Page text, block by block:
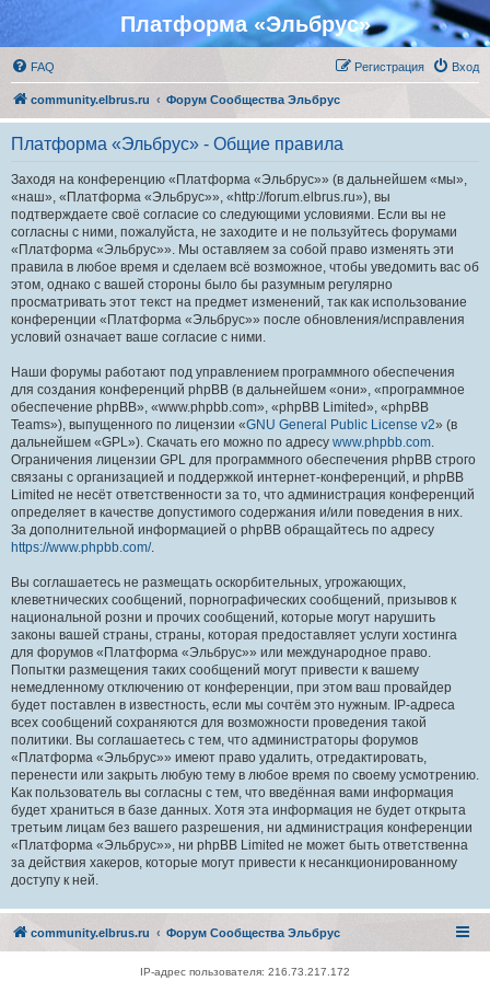
Платформа «Эльбрус»
FAQ Вход
Регистрация
community.elbrus.ru Форум Сообщества Эльбрус
Платформа «Эльбрус» - Общие правила
Заходя на конференцию «Платформа «Эльбрус»» (в дальнейшем «мы»,
«наш», «Платформа «Эльбрус»», «http://forum.elbrus.ru»), вы
подтверждаете своё согласие со следующими условиями. Если вы не
согласны с ними, пожалуйста, не заходите и не пользуйтесь форумами
«Платформа «Эльбрус»». Мы оставляем за собой право изменять эти
правила в любое время и сделаем всё возможное, чтобы уведомить вас об
этом, однако с вашей стороны было бы разумным регулярно
просматривать этот текст на предмет изменений, так как использование
конференции «Платформа «Эльбрус»» после обновления/исправления
условий означает ваше согласие с ними.
Наши форумы работают под управлением программного обеспечения
для создания конференций phpBB (в дальнейшем «они», «программное
обеспечение phpBB», «www.phpbb.com», «phpBB Limited», «phpBB
Teams»), выпущенного по лицензии «GNU General Public License v2» (в
дальнейшем «GPL»). Скачать его можно по адресу www.phpbb.com.
Ограничения лицензии GPL для программного обеспечения phpBB строго
связаны с организацией и поддержкой интернет-конференций, и phpBB
Limited не несёт ответственности за то, что администрация конференций
определяет в качестве допустимого содержания и/или поведения в них.
За дополнительной информацией о phpBB обращайтесь по адресу
https://www.phpbb.com/.
Вы соглашаетесь не размещать оскорбительных, угрожающих,
клеветнических сообщений, порнографических сообщений, призывов к
национальной розни и прочих сообщений, которые могут нарушить
законы вашей страны, страны, которая предоставляет услуги хостинга
для форумов «Платформа «Эльбрус»» или международное право.
Попытки размещения таких сообщений могут привести к вашему
немедленному отключению от конференции, при этом ваш провайдер
будет поставлен в известность, если мы сочтём это нужным. IP-адреса
всех сообщений сохраняются для возможности проведения такой
политики. Вы соглашаетесь с тем, что администраторы форумов
«Платформа «Эльбрус»» имеют право удалить, отредактировать,
перенести или закрыть любую тему в любое время по своему усмотрению.
Как пользователь вы согласны с тем, что введённая вами информация
будет храниться в базе данных. Хотя эта информация не будет открыта
третьим лицам без вашего разрешения, ни администрация конференции
«Платформа «Эльбрус»», ни phpBB Limited не может быть ответственна
за действия хакеров, которые могут привести к несанкционированному
доступу к ней.
community.elbrus.ru Форум Сообщества Эльбрус
IP-адрес пользователя: 216.73.217.172